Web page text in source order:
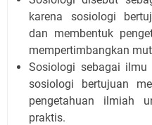
karena sosiologi
dan membentuk
mempertimbangkan
Sosiologi sebagai ilmu
sosiologi bertujuan
pengetahuan ilmiah
praktis.